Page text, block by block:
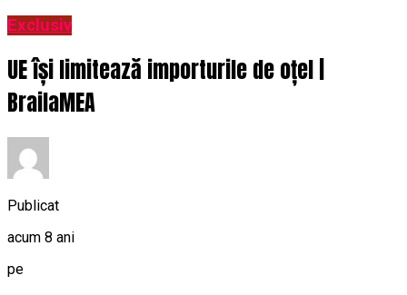
Exclusiv
UE își limitează importurile de oțel |
BrailaMEA
Publicat
acum 8 ani
pe